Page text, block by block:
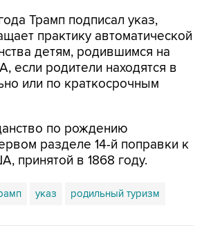
Трамп подписал указ,
практику автоматической
детям, родившимся на
если родители находятся в
или по краткосрочным
по рождению
разделе 14-й поправки к
принятой в 1868 году.
указ родильный туризм